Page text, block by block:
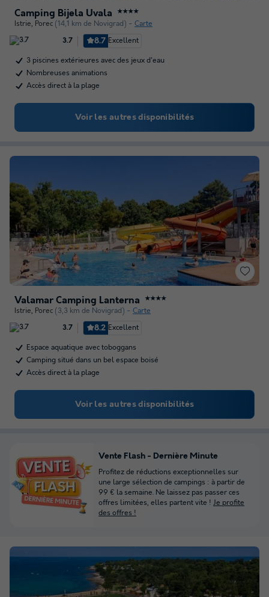
Camping Bijela Uvala ★★★★
Istrie, Porec (14,1 km de Novigrad) Carte
3.7 8.7 Excellent
3 piscines extérieures avec des jeux d'eau
Nombreuses animations
Accès direct à la plage
Voir les autres disponibilités
Valamar Camping Lanterna ★★★★
Istrie, Porec (3,3 km de Novigrad) Carte
3.7 8.2 Excellent
Espace aquatique avec toboggans
Camping situé dans un bel espace boisé
Accès direct à la plage
Voir les autres disponibilités
Vente Flash - Dernière Minute
Profitez de réductions exceptionnelles sur
une large sélection de campings : à partir de
99 € la semaine. Ne laissez pas passer ces
offres limitées, elles partent vite ! Je profite
des offres !